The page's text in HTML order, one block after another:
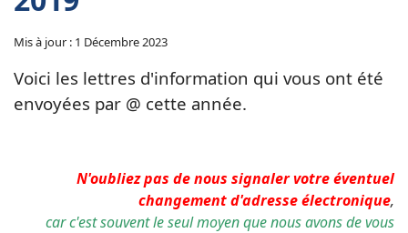
Mis à jour : 1 Décembre 2023
Voici les lettres d'information qui vous ont été
envoyées par @ cette année.
N'oubliez pas de nous signaler votre éventuel
changement d'adresse électronique,
car c'est souvent le seul moyen que nous avons de vous